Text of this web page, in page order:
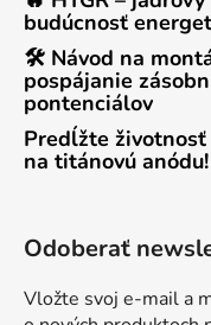
budúcnosť
🛠 Návod na
pospájanie
pontenciálov
Predĺžte
na titánovú anódu!
Odoberať
Vložte svoj e-mail a